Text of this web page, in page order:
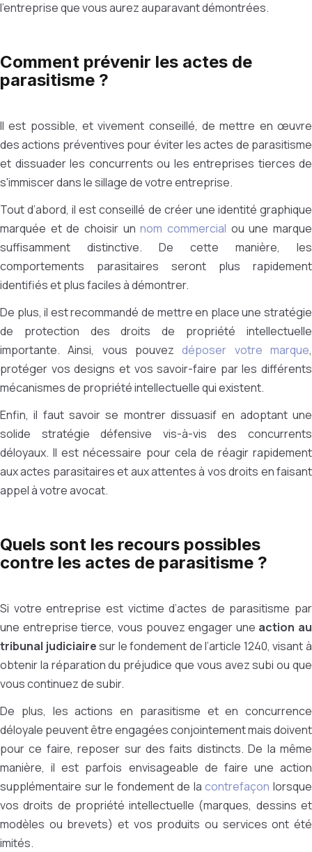
l’entreprise que vous aurez auparavant démontrées.
Comment prévenir les actes de
parasitisme ?
Il est possible, et vivement conseillé, de mettre en œuvre
des actions préventives pour éviter les actes de parasitisme
et dissuader les concurrents ou les entreprises tierces de
s'immiscer dans le sillage de votre entreprise.
Tout d’abord, il est conseillé de créer une identité graphique
marquée et de choisir unnom commercial ou une marque
suffisamment distinctive. De cette manière, les
comportements parasitaires seront plus rapidement
identifiés et plus faciles à démontrer.
De plus, il est recommandé de mettre en place une stratégie
de protection des droits de propriété intellectuelle
importante. Ainsi, vous pouvezdéposer votre marque,
protéger vos designs et vos savoir-faire par les différents
mécanismes de propriété intellectuelle qui existent.
Enfin, il faut savoir se montrer dissuasif en adoptant une
solide stratégie défensive vis-à-vis des concurrents
déloyaux. Il est nécessaire pour cela de réagir rapidement
aux actes parasitaires et aux attentes à vos droits en faisant
appel à votre avocat.
Quels sont les recours possibles
contre les actes de parasitisme ?
Si votre entreprise est victime d’actes de parasitisme par
une entreprise tierce, vous pouvez engager une action au
tribunal judiciairesur le fondement de l’article 1240, visant à
obtenir la réparation du préjudice que vous avez subi ou que
vous continuez de subir.
De plus, les actions en parasitisme et en concurrence
déloyale peuvent être engagées conjointement mais doivent
pour ce faire, reposer sur des faits distincts. De la même
manière, il est parfois envisageable de faire une action
supplémentaire sur le fondement de la contrefaçon lorsque
vos droits de propriété intellectuelle (marques, dessins et
modèles ou brevets) et vos produits ou services ont été
imités.